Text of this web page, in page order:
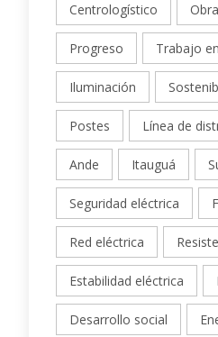
Centrologístico
Progreso Trabajo
Iluminación
Postes Línea de
Ande Itauguá
Seguridad eléctrica
Red eléctrica
Estabilidad eléctrica
Desarrollo social